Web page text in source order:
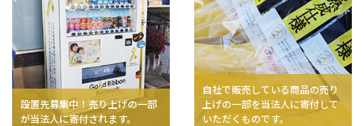
設置先募集中！売り上げの一部
が当法人に寄付されます。
自社で販売している商品の売り
上げの一部を当法人に寄付して
いただくものです。